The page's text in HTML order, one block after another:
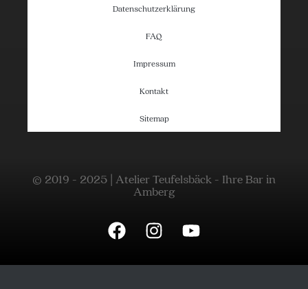
Datenschutzerklärung
FAQ
Impressum
Kontakt
Sitemap
© 2019 - 2025 | Atelier Teufelsbäck - Ihre Bar in
Amberg